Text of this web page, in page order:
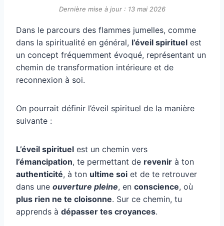
Dernière mise à jour : 13 mai 2026
Dans le parcours des flammes jumelles, comme
dans la spiritualité en général, l’éveil spirituel est
un concept fréquemment évoqué, représentant un
chemin de transformation intérieure et de
reconnexion à soi.
On pourrait définir l’éveil spirituel de la manière
suivante :
L’éveil spirituel est un chemin vers
l’émancipation, te permettant de revenir à ton
authenticité, à ton ultime soi et de te retrouver
dans une ouverture pleine, en conscience, où
plus rien ne te cloisonne. Sur ce chemin, tu
apprends à dépasser tes croyances.